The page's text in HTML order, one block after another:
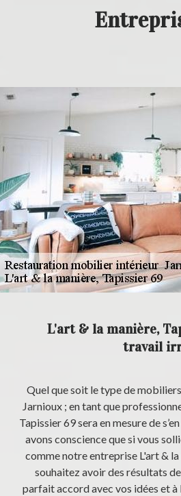
L'art & la manière,
travail
Quel que soit le type de
Jarnioux ; en tant que
Tapissier 69 sera en mesure de
avons conscience que si vous
comme notre entreprise L'art & la
souhaitez avoir des résultats
parfait accord avec vos idées et à